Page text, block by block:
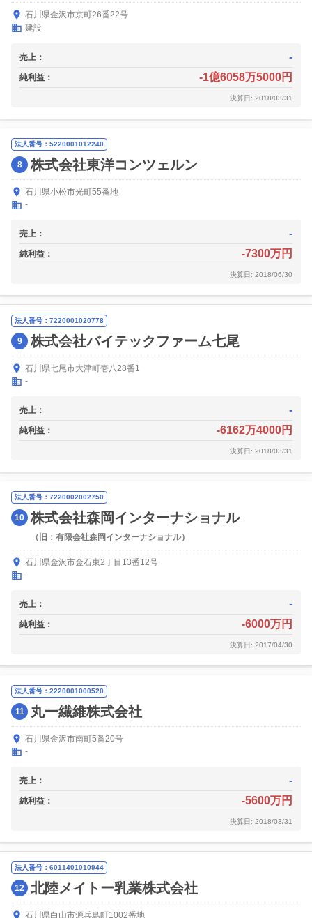
石川県金沢市京町26番22号
建設
売上： -
純利益： -1億6058万5000円
決算日: 2018/03/31
法人番号：5220001012240
8 株式会社東洋コンツェルン
石川県小松市光町55番地
-
売上： -
純利益： -7300万円
決算日: 2018/06/30
法人番号：7220001020778
9 株式会社バイテックファーム七尾
石川県七尾市大津町壱八28番1
-
売上： -
純利益： -6162万4000円
決算日: 2018/03/31
法人番号：7220002002750
10 株式会社森岡インターナショナル
（旧：有限会社森岡インターナショナル）
石川県金沢市金石東2丁目13番12号
-
売上： -
純利益： -6000万円
決算日: 2017/04/30
法人番号：2220001000520
11 丸一繊維株式会社
石川県金沢市南町5番20号
-
売上： -
純利益： -5600万円
決算日: 2018/03/31
法人番号：6011401010944
12 北陸メイトー乳業株式会社
石川県白山市源兵島町1002番地